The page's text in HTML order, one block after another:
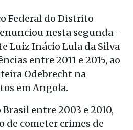
Federal do Distrito
nesta segunda-
Luiz Inácio Lula da Silva
entre 2011 e 2015, ao
Odebrecht na
em Angola.
entre 2003 e 2010,
de cometer crimes de